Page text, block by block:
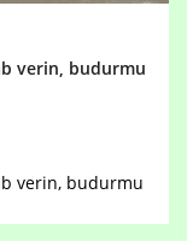
verin, budurmu
verin, budurmu